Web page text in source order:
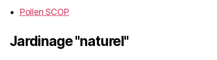
Pollen SCOP
Jardinage "naturel"